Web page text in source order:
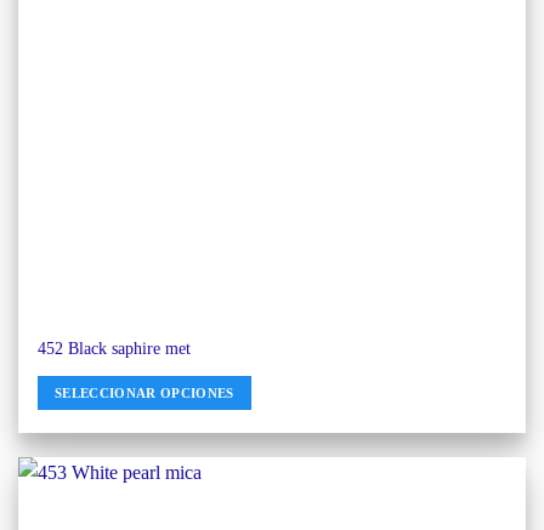
452 Black saphire met
SELECCIONAR OPCIONES